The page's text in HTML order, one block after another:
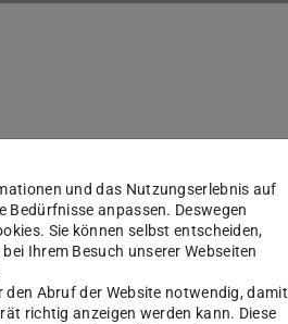
und das Nutzungserlebnis auf
Bedürfnisse anpassen. Deswegen
Sie können selbst entscheiden,
Ihrem Besuch unserer Webseiten
den Abruf der Website notwendig, damit
richtig anzeigen werden kann. Diese